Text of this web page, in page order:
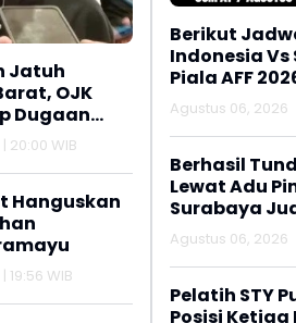
Jatuh
OJK
Dugaan
Limit
20:00 WIB
Hanguskan
WIB
Berikut
Indonesia
Piala AFF
Agustus 06, 2026
Berhasil
Lewat Adu
Surabaya
2026
Agustus 06, 2026
Pelatih STY
Posisi Ketiga